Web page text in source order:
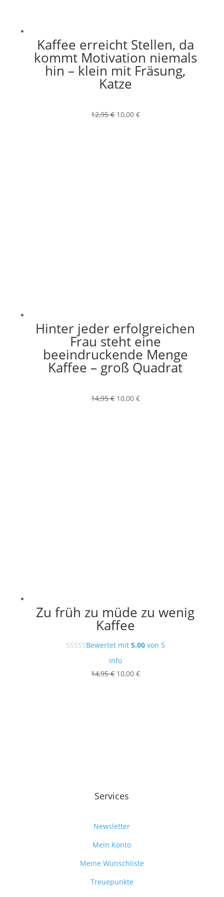
Kaffee erreicht Stellen, da
kommt Motivation niemals
hin – klein mit Fräsung,
Katze
12,95€ Ursprünglicher
10,00 €Aktueller
Hinter jeder erfolgreichen
Frau steht eine
beeindruckende Menge
Kaffee – groß Quadrat
14,95€ Ursprünglicher
10,00 €Aktueller
Zu früh zu müde zu wenig
Kaffee
Bewertet mit 5.00von 5
Info
14,95€ Ursprünglicher
10,00 €Aktueller
Services
Newsletter
Mein Konto
Meine Wunschliste
Treuepunkte